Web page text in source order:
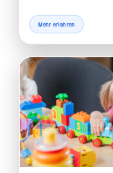
Mehr erfahren